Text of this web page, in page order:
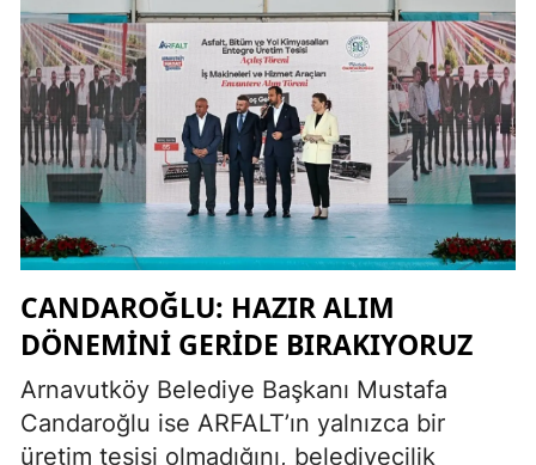
CANDAROĞLU: HAZIR ALIM
DÖNEMİNİ GERİDE BIRAKIYORUZ
Arnavutköy Belediye Başkanı Mustafa
Candaroğlu ise ARFALT’ın yalnızca bir
üretim tesisi olmadığını, belediyecilik